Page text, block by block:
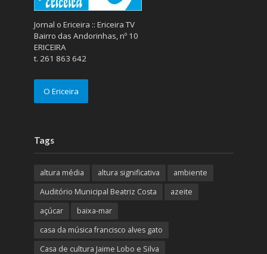
Jornal o Ericeira :: Ericeira TV
Bairro das Andorinhas, nº 10
ERICEIRA
t. 261 863 642
O Ericeira
Tags
altura média altura significativa
ambiente
Auditório Municipal Beatriz Costa
azeite
açúcar
baixa-mar
casa da música francisco alves gato
Casa de cultura Jaime Lobo e Silva